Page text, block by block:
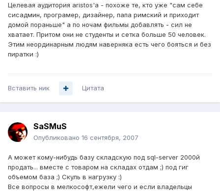
Целевая аудитория aristos'a - похоже те, кто уже "сам себе
сисадмин, програмер, дизайнер, папа римский и приходит
домой пораньше" а по ночам фильмы добавлять - сил не
хватает. Притом они не студенты и сетка больше 50 человек.
Этим неординарным людям наверняка есть чего бояться и без
пиратки :)
Вставить ник Цитата
SaSMuS
Опубликовано 16 сентября, 2007
А может кому-нибудь базу складскую под sql-server 2000й
продать... вместе с товаром на складах отдам ;) под гиг
объемом база ;) Скуль в нагрузку :)
Все вопросы в мелкософт,ежели чего и если владельцы